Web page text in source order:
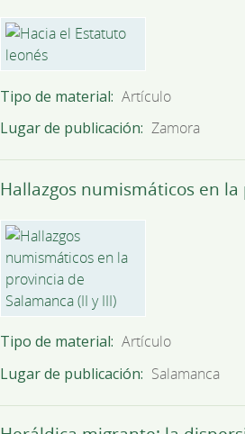
Tipo de material Artículo
Lugar de publicación Zamora
Hallazgos numismáticos en
Tipo de material Artículo
Lugar de publicación
Salamanca